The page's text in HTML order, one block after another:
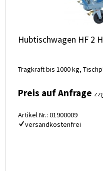
Hubtischwagen HF 2 H
Tragkraft bis 1000 kg,
Preis auf Anfrage
Artikel Nr.: 01900009
versandkostenfrei